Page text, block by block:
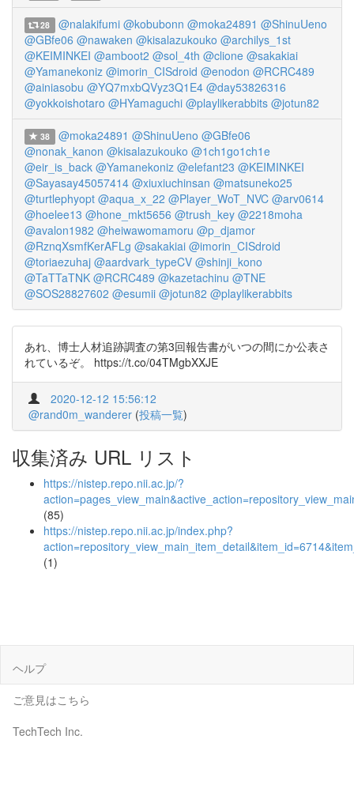
28 @nalakifumi @kobubonn @moka24891 @ShinuUeno
@GBfe06 @nawaken @kisalazukouko @archilys_1st
@KEIMINKEI @amboot2 @sol_4th @clione @sakakiai
@Yamanekoniz @imorin_CISdroid @enodon @RCRC489
@ainiasobu @YQ7mxbQVyz3Q1E4 @day53826316
@yokkoishotaro @HYamaguchi @playlikerabbits @jotun82
38 @moka24891 @ShinuUeno @GBfe06
@nonak_kanon @kisalazukouko @1ch1go1ch1e
@eir_is_back @Yamanekoniz @elefant23 @KEIMINKEI
@Sayasay45057414 @xiuxiuchinsan @matsuneko25
@turtlephyopt @aqua_x_22 @Player_WoT_NVC @arv0614
@hoelee13 @hone_mkt5656 @trush_key @2218moha
@avalon1982 @heiwawomamoru @p_djamor
@RznqXsmfKerAFLg @sakakiai @imorin_CISdroid
@toriaezuhaj @aardvark_typeCV @shinji_kono
@TaTTaTNK @RCRC489 @kazetachinu @TNE
@SOS28827602 @esumii @jotun82 @playlikerabbits
あれ、博士人材追跡調査の第3回報告書がいつの間にか公表さ
れているぞ。 https://t.co/04TMgbXXJE
2020-12-12 15:56:12
@rand0m_wanderer (投稿一覧)
収集済み URL リスト
https://nistep.repo.nii.ac.jp/?
(85)
https://nistep.repo.nii.ac.jp/index.php?
(1)
ヘルプ
ご意見はこちら
TechTech Inc.